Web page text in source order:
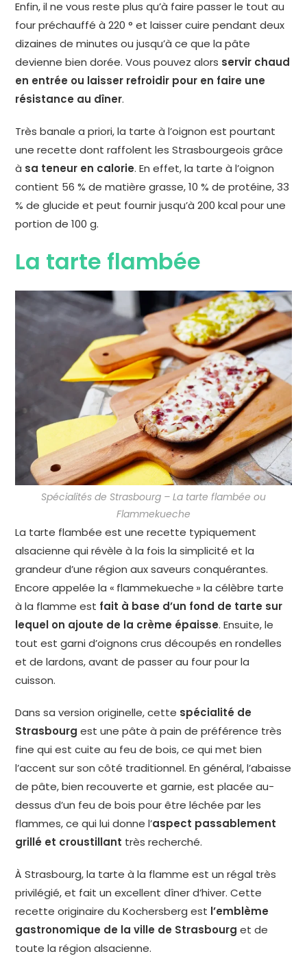
Enfin, il ne vous reste plus qu’à faire passer le tout au
four préchauffé à 220 ° et laisser cuire pendant deux
dizaines de minutes ou jusqu’à ce que la pâte
devienne bien dorée. Vous pouvez alors servir chaud
en entrée ou laisser refroidir pour en faire une
résistance au dîner.
Très banale a priori, la tarte à l’oignon est pourtant
une recette dont raffolent les Strasbourgeois grâce
à sa teneur en calorie. En effet, la tarte à l’oignon
contient 56 % de matière grasse, 10 % de protéine, 33
% de glucide et peut fournir jusqu’à 200 kcal pour une
portion de 100 g.
La tarte flambée
Spécialités de Strasbourg – La tarte flambée ou
Flammekueche
La tarte flambée est une recette typiquement
alsacienne qui révèle à la fois la simplicité et la
grandeur d’une région aux saveurs conquérantes.
Encore appelée la « flammekueche » la célèbre tarte
à la flamme est fait à base d’un fond de tarte sur
lequel on ajoute de la crème épaisse. Ensuite, le
tout est garni d’oignons crus découpés en rondelles
et de lardons, avant de passer au four pour la
cuisson.
Dans sa version originelle, cette spécialité de
Strasbourg est une pâte à pain de préférence très
fine qui est cuite au feu de bois, ce qui met bien
l’accent sur son côté traditionnel. En général, l’abaisse
de pâte, bien recouverte et garnie, est placée au-
dessus d’un feu de bois pour être léchée par les
flammes, ce qui lui donne l’aspect passablement
grillé et croustillant très recherché.
À Strasbourg, la tarte à la flamme est un régal très
privilégié, et fait un excellent dîner d’hiver. Cette
recette originaire du Kochersberg est l’emblème
gastronomique de la ville de Strasbourg et de
toute la région alsacienne.